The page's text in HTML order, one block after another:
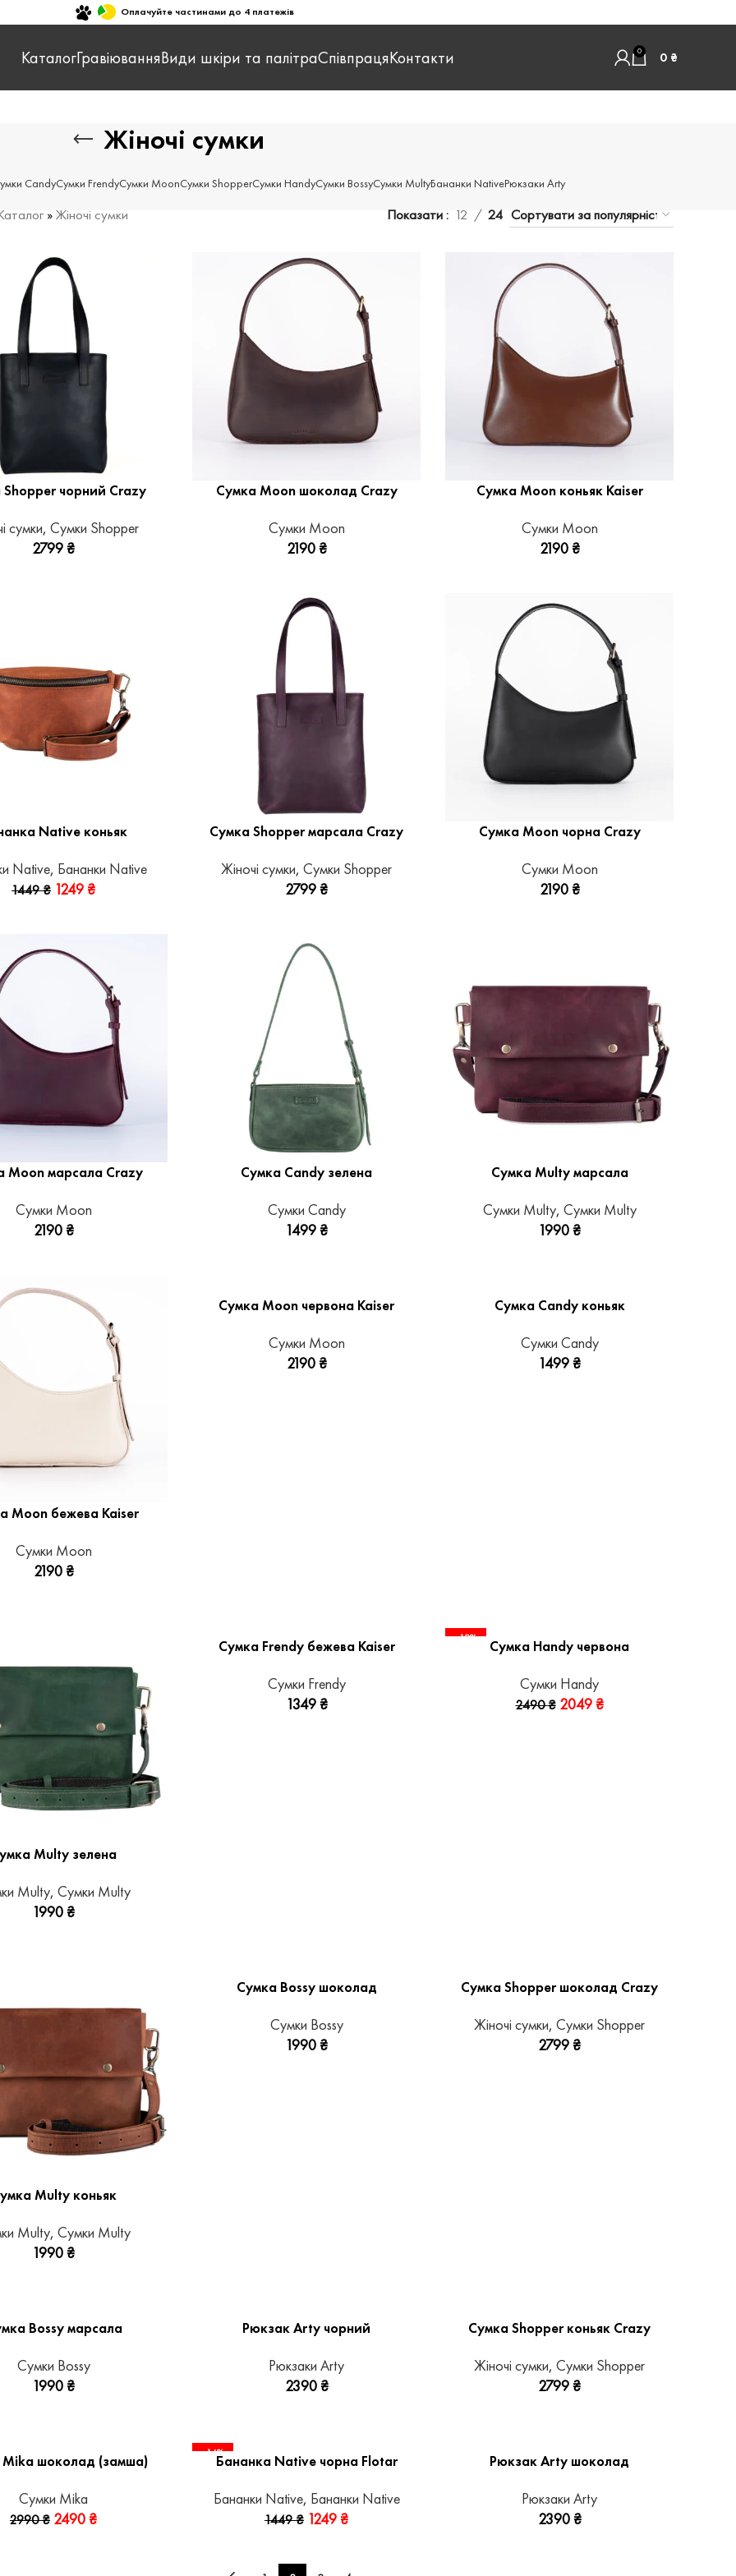
Оплачуйте частинами до 4 платежів
КаталогГравіюванняВиди шкіри та палітраСпівпрацяКонтакти 0 0 ₴
Жіночі сумки
CandyСумки FrendyСумки MoonСумки ShopperСумки HandyСумки BossyСумки MultyБананки NativeРюкзаки Arty
»Жіночі сумки Показати 12 24
чорний Crazy
сумки, Сумки Shopper
2799 ₴
Сумка Moon шоколад Crazy
Сумки Moon
2190 ₴
Сумка Moon коньяк Kaiser
Сумки Moon
2190 ₴
Native коньяк
Native, Бананки Native
1449₴ 1249 ₴
Сумка Shopper марсала Crazy
Жіночі сумки, Сумки Shopper
2799 ₴
Сумка Moon чорна Crazy
Сумки Moon
2190 ₴
Moon марсала Crazy
Сумки Moon
2190 ₴
Сумка Candy зелена
Сумки Candy
1499 ₴
Сумка Multy марсала
Сумки Multy, Сумки Multy
1990 ₴
Moon бежева Kaiser
Сумки Moon
2190 ₴
Сумка Moon червона Kaiser
Сумки Moon
2190 ₴
Сумка Candy коньяк
Сумки Candy
1499 ₴
Multy зелена
Multy, Сумки Multy
1990 ₴
Сумка Frendy бежева Kaiser
Сумки Frendy
1349 ₴
-18% Сумка Handy червона
Сумки Handy
2490₴ 2049 ₴
Multy коньяк
Multy, Сумки Multy
1990 ₴
Сумка Bossy шоколад
Сумки Bossy
1990 ₴
Сумка Shopper шоколад Crazy
Жіночі сумки, Сумки Shopper
2799 ₴
Bossy марсала
Сумки Bossy
1990 ₴
Рюкзак Arty чорний
Рюкзаки Arty
2390 ₴
Сумка Shopper коньяк Crazy
Жіночі сумки, Сумки Shopper
2799 ₴
шоколад (замша)
Сумки Mika
2990₴ 2490 ₴
-14%Бананка Native чорна Flotar
Бананки Native, Бананки Native
1449₴ 1249 ₴
Рюкзак Arty шоколад
Рюкзаки Arty
2390 ₴